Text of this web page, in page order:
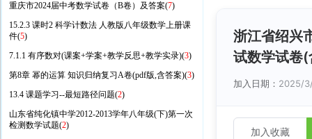
重庆市2024届中考数学试卷（B卷）及答案(7)
15.2.3 课时2 科学计数法 人教版八年级数学上册课
件(5)
7.1.1 有序数对(课案+学案+教学反思+教学实录)(3)
第8章 幂的运算 知识归纳复习A卷(pdf版,含答案)(3)
13.4 课题学习--最短路径问题(2)
山东省纯化镇中学2012-2013学年八年级(下)第一次
检测数学试题(2)
浙江省绍兴
试数学试卷
加入日期： 2025/
加入收藏